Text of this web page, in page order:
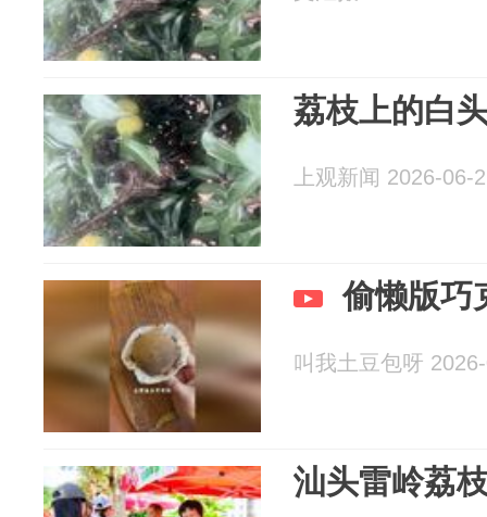
荔枝上的白
上观新闻 2026-06-
偷懒版巧
叫我土豆包呀
汕头雷岭荔